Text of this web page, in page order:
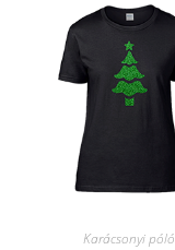
Karácsonyi póló